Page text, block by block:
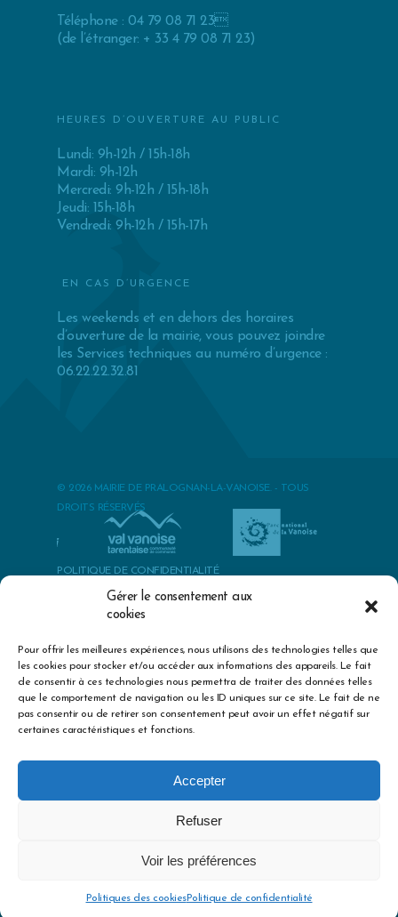
Gérer le consentement aux
cookies
Pour offrir les meilleures expériences, nous utilisons des technologies telles que
les cookies pour stocker et/ou accéder aux informations des appareils. Le fait
de consentir à ces technologies nous permettra de traiter des données telles
que le comportement de navigation ou les ID uniques sur ce site. Le fait de ne
pas consentir ou de retirer son consentement peut avoir un effet négatif sur
certaines caractéristiques et fonctions.
Accepter
Refuser
Voir les préférences
Politiques des cookiesPolitique de confidentialité
Téléphone : 04 79 08 71 23
(de l’étranger: + 33 4 79 08 71 23)
HEURES D’OUVERTURE AU PUBLIC
Lundi: 9h-12h / 15h-18h
Mardi: 9h-12h
Mercredi: 9h-12h / 15h-18h
Jeudi: 15h-18h
Vendredi: 9h-12h / 15h-17h
EN CAS D’URGENCE
Les weekends et en dehors des horaires
d’ouverture de la mairie, vous pouvez joindre
les Services techniques au numéro d’urgence :
06.22.22.32.81
© 2026 MAIRIE DE PRALOGNAN-LA-VANOISE. - TOUS
DROITS RÉSERVÉS
POLITIQUE DE CONFIDENTIALITÉ
POLITIQUES DES COOKIES
MENTIONS LÉGALES & CRÉDITS
best herbs to cure premature ejaculationexercise erectile
dysfunction treatmentbig sex drive mid thirtiesepidemiology of
erectile dysfunction kubinboyfriend with no sex drivezinc dosage
for sexual healthdoes viagra get you highsexual enhancements
for males
penis enhancement pills that increase dize
how we
apple cider vinegareffects of not taking your blood pressure
advil blood pressure medication
blood pressure treatment
my insurance company will not cover
edarbi blood pressure medicationhypertension is the medical
category b hypertension medicationshigh blood pressure